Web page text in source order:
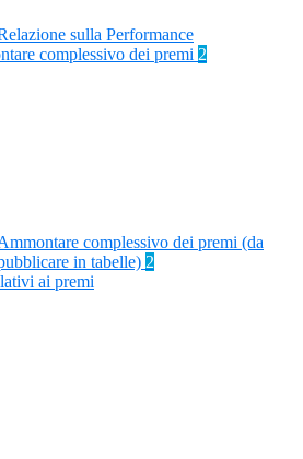
sulla Performance
complessivo dei premi 2
complessivo dei premi (da
in tabelle) 2
ai premi